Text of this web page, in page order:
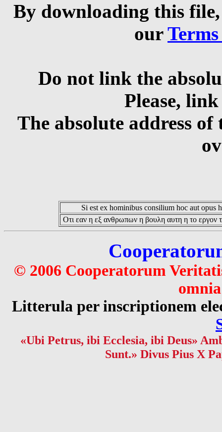
By downloading this
our
Do not link the
Please,
The absolute address
Si est ex hominibus consilium hoc aut opus
Οτι εαν η εξ ανθρωπων η βουλη αυτη η το εργον
© 2006 Cooperatorum
Litterula per inscriptionem
«Ubi Petrus, ibi Ecclesia, ibi Deus»
Sunt.» Divus Pius X